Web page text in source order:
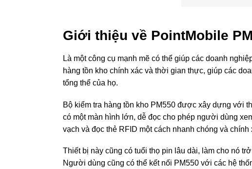
Giới thiệu về PointMobile
Là một công cụ mạnh mẽ có thể giúp các doanh
hàng tồn kho chính xác và thời gian thực, giúp các
tổng thể của họ.
Bộ kiểm tra hàng tồn kho PM550 được xây dựng với
có một màn hình lớn, dễ đọc cho phép người dùng
vạch và đọc thẻ RFID một cách nhanh chóng và
Thiết bị này cũng có tuổi thọ pin lâu dài, làm cho nó
Người dùng cũng có thể kết nối PM550 với các hệ